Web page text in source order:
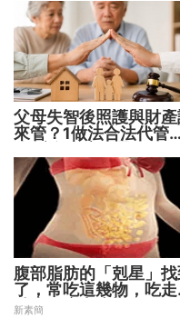
父母失智後照護與財
來管？1做法合法代管財
腹部脂肪的「剋星」找
了，常吃這幾物，吃走
肚囊，瘦出小蠻腰
新素簡